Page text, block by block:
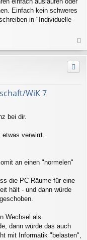
Einfach kein schweres
in "Individuelle-
a
c
WiK 7
bei dir.
verwirrt.
an einen "normelen"
die PC Räume für eine
hält - und dann würde
Wechsel als
dann würde das auch
mit Informatik "belasten",